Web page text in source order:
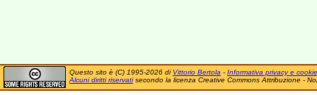
Questo sito è (C) 1995-2026 di Vittorio Bertola - Informativa privacy e cookie
Alcuni diritti riservatisecondo la licenza Creative Commons Attribuzione -